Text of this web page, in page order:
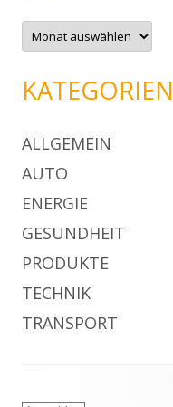
A
c
v
KATEGORIEN
ALLGEMEIN
AUTO
ENERGIE
GESUNDHEIT
PRODUKTE
TECHNIK
TRANSPORT